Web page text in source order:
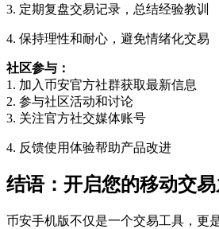
3. 定期复盘交易记录，总结经验教训
4. 保持理性和耐心，避免情绪化交易
社区参与：
1. 加入币安官方社群获取最新信息
2. 参与社区活动和讨论
3. 关注官方社交媒体账号
4. 反馈使用体验帮助产品改进
结语：开启您的移动交
币安手机版不仅是一个交易工具，更